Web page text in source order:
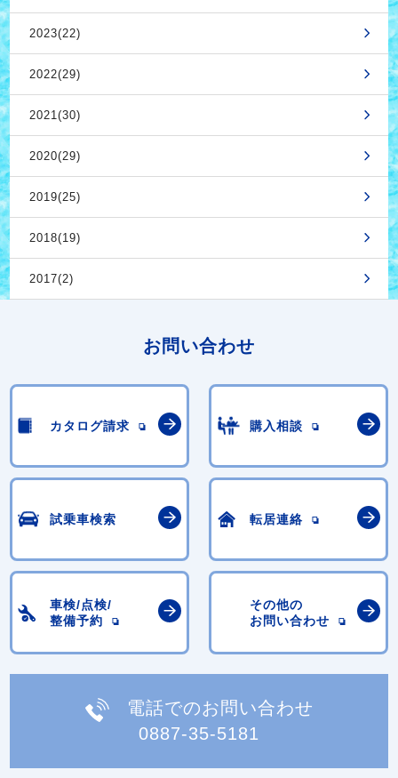
2023(22)
2022(29)
2021(30)
2020(29)
2019(25)
2018(19)
2017(2)
お問い合わせ
カタログ請求 購入相談
試乗車検索 転居連絡
車検/点検/
整備予約
その他の
お問い合わせ
電話でのお問い合わせ
0887-35-5181